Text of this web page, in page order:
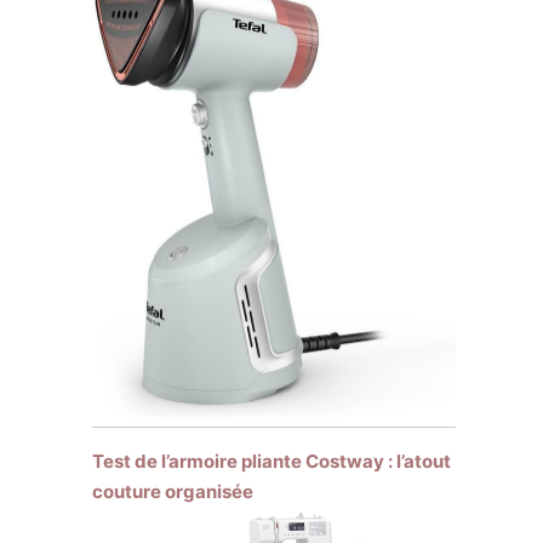
Test de l’armoire pliante Costway : l’atout
couture organisée